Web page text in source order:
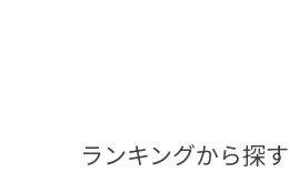
ランキングから探す